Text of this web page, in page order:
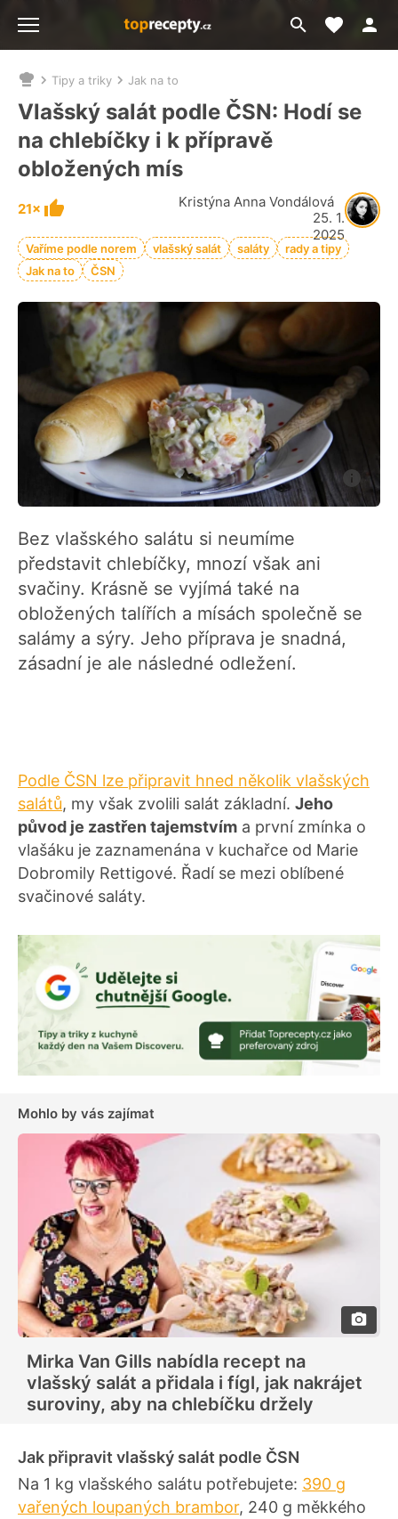
Přejít
na
Moje
Nacházíte
se
zde:
Tipy a triky Jak na to
Vlašský salát podle ČSN: Hodí se
na chlebíčky i k přípravě
obložených mís
21×
Kristýna Anna Vondálová
25. 1.
2025
Vaříme podle norem vlašský salát saláty
rady a tipy
Jak na to
ČSN
Bez vlašského salátu si neumíme
představit chlebíčky, mnozí však ani
svačiny. Krásně se vyjímá také na
obložených talířích a mísách společně se
salámy a sýry. Jeho příprava je snadná,
zásadní je ale následné odležení.
Podle ČSN lze připravit hned několik vlašských
salátů, my však zvolili salát základní. Jeho
původ je zastřen tajemstvím a první zmínka o
vlašáku je zaznamenána v kuchařce od Marie
Dobromily Rettigové. Řadí se mezi oblíbené
svačinové saláty.
Mohlo by vás zajímat
Mirka Van Gills nabídla recept na
vlašský salát a přidala i fígl, jak nakrájet
suroviny, aby na chlebíčku držely
Jak připravit vlašský salát podle ČSN
Na 1 kg vlašského salátu potřebujete: 390 g
vařených loupaných brambor, 240 g měkkého